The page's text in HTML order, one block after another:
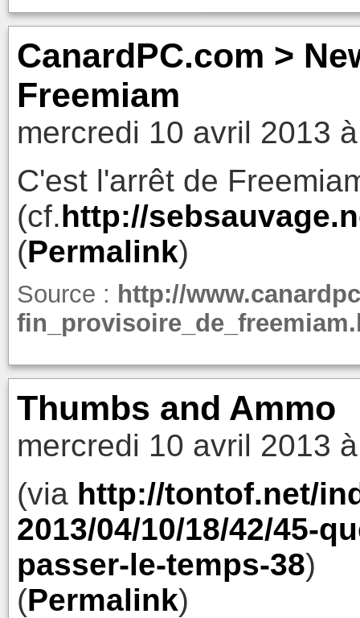
CanardPC.com >
Freemiam
mercredi 10 avril 2013
C'est l'arrêt de
(cf.http://
(Permalink)
Source : http://
Thumbs and Ammo
mercredi 10 avril 2013
(via http://tontof.net/
2013/04/10/18/42/45-
passer-le-temps-38)
(Permalink)